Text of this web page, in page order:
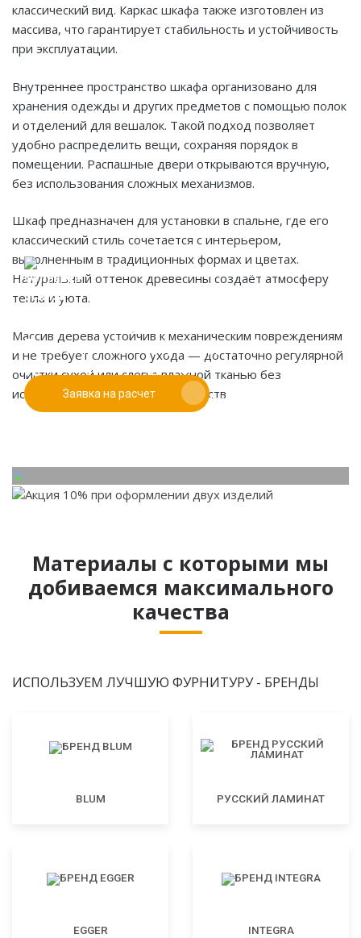
классический вид. Каркас шкафа также изготовлен из
массива, что гарантирует стабильность и устойчивость
при эксплуатации.
Внутреннее пространство шкафа организовано для
хранения одежды и других предметов с помощью полок
и отделений для вешалок. Такой подход позволяет
удобно распределить вещи, сохраняя порядок в
помещении. Распашные двери открываются вручную,
без использования сложных механизмов.
Шкаф предназначен для установки в спальне, где его
классический стиль сочетается с интерьером,
выполненным в традиционных формах и цветах.
Натуральный оттенок древесины создаёт атмосферу
тепла и уюта.
Массив дерева устойчив к механическим повреждениям
и не требует сложного ухода — достаточно регулярной
очистки сухой или слегка влажной тканью без
использования агрессивных средств.
Если у вас есть эскиз то вы можете отправить его
нам для предварительной оценки
Заявка на расчет
При заказе от двух изделий
действует скидка до 10%
Работаем только по индивидуальным проектам.
Адаптируем лучшие идеи дизайнеров под Ваши
Материалы с которыми мы
добиваемся максимального
качества
ИСПОЛЬЗУЕМ ЛУЧШУЮ ФУРНИТУРУ - БРЕНДЫ
BLUM РУССКИЙ ЛАМИНАТ
EGGER INTEGRA